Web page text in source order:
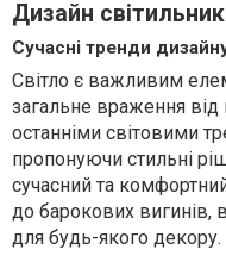
Дизайн
Сучасні тренди
Світло є важливим
загальне враження від
останніми світовими
пропонуючи стильні
сучасний та комфортний
до барокових вигинів,
для будь-якого декору.